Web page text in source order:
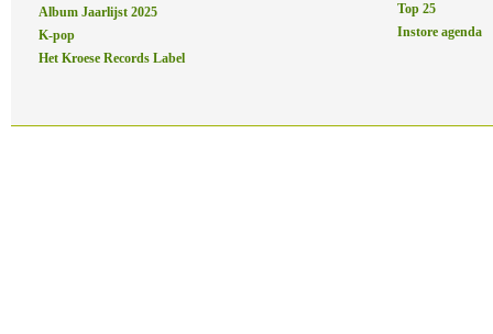
Album Jaarlijst 2025
K-pop
Het Kroese Records Label
Top 25
Instore agenda